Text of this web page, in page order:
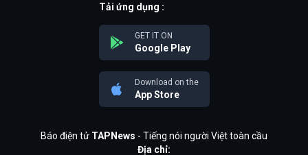
Tải ứng dụng :
GET IT ON
Google Play
Download on the
App Store
Báo điện tử TAPNews - Tiếng nói người Việt toàn cầu
Địa chỉ: